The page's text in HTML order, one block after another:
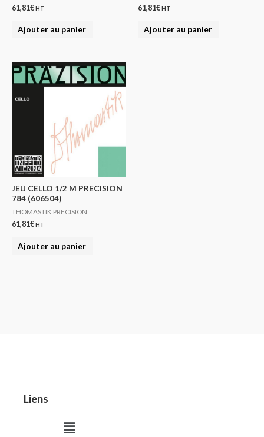
61,81€HT
Ajouter au panier
61,81€HT
Ajouter au panier
JEU CELLO 1/2 M PRECISION
784 (606504)
THOMASTIK PRECISION
61,81€HT
Ajouter au panier
Liens
Menu